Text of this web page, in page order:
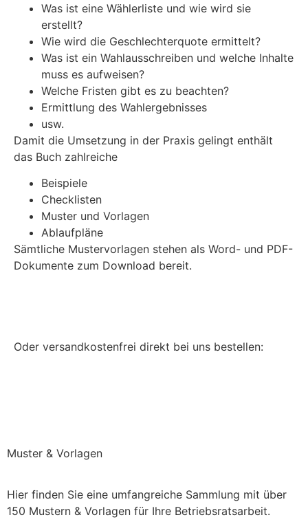
Was ist eine Wählerliste und wie wird sie
erstellt?
Wie wird die Geschlechterquote ermittelt?
Was ist ein Wahlausschreiben und welche Inhalte
muss es aufweisen?
Welche Fristen gibt es zu beachten?
Ermittlung des Wahlergebnisses
usw.
Damit die Umsetzung in der Praxis gelingt enthält
das Buch zahlreiche
Beispiele
Checklisten
Muster und Vorlagen
Ablaufpläne
Sämtliche Mustervorlagen stehen als Word- und PDF-
Dokumente zum Download bereit.
Oder versandkostenfrei direkt bei uns bestellen:
Muster & Vorlagen
Hier finden Sie eine umfangreiche Sammlung mit über
150 Mustern & Vorlagen für Ihre Betriebsratsarbeit.